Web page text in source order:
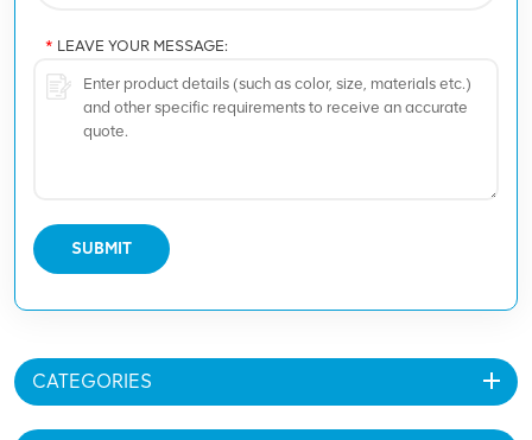
* LEAVE YOUR MESSAGE:
SUBMIT
CATEGORIES